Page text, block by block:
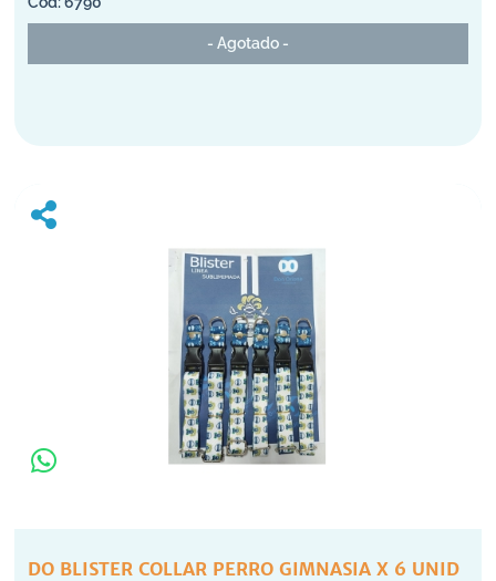
- Agotado -
DO BLISTER COLLAR PERRO GIMNASIA X 6 UNID